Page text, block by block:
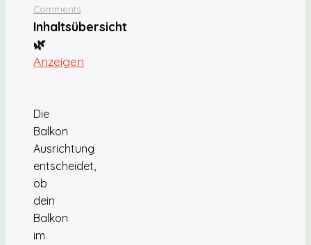
Comments
Inhaltsübersicht
🌿
Anzeigen
Die
Balkon
Ausrichtung
entscheidet,
ob
dein
Balkon
im